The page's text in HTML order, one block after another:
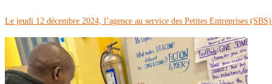
Le jeudi 12 décembre 2024, l’agence au service des Petites Entreprises